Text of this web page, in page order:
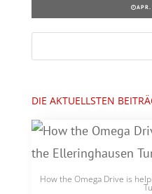
DIE AKTUELLSTEN
How the Omega Drive is